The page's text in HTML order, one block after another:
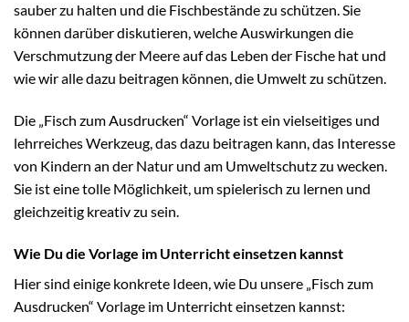
sauber zu halten und die Fischbestände zu schützen. Sie
können darüber diskutieren, welche Auswirkungen die
Verschmutzung der Meere auf das Leben der Fische hat und
wie wir alle dazu beitragen können, die Umwelt zu schützen.
Die „Fisch zum Ausdrucken“ Vorlage ist ein vielseitiges und
lehrreiches Werkzeug, das dazu beitragen kann, das Interesse
von Kindern an der Natur und am Umweltschutz zu wecken.
Sie ist eine tolle Möglichkeit, um spielerisch zu lernen und
gleichzeitig kreativ zu sein.
Wie Du die Vorlage im Unterricht einsetzen kannst
Hier sind einige konkrete Ideen, wie Du unsere „Fisch zum
Ausdrucken“ Vorlage im Unterricht einsetzen kannst: